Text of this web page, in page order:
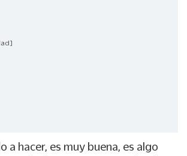
a hacer, es muy buena, es algo